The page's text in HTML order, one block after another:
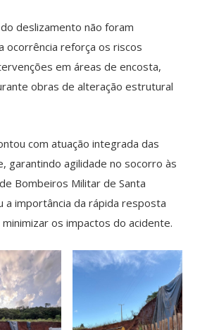
deslizamento não foram
ocorrência reforça os riscos
em áreas de encosta,
obras de alteração estrutural
com atuação integrada das
garantindo agilidade no socorro às
Bombeiros Militar de Santa
a importância da rápida resposta
os impactos do acidente.